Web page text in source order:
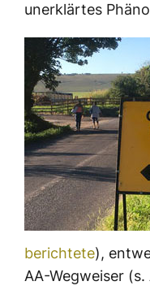
unerklärtes
berichtete),
AA-Wegweiser